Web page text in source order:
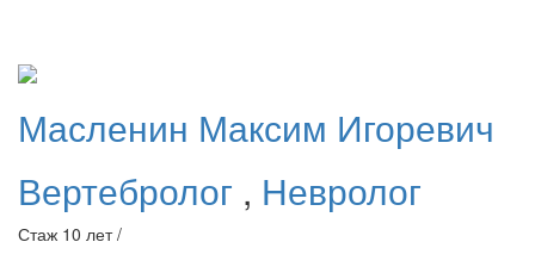
Масленин Максим Игоревич
Вертебролог , Невролог
Стаж 10 лет /